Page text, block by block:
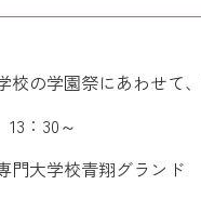
校の学園祭にあわせて
13：30～
門大学校青翔グランド